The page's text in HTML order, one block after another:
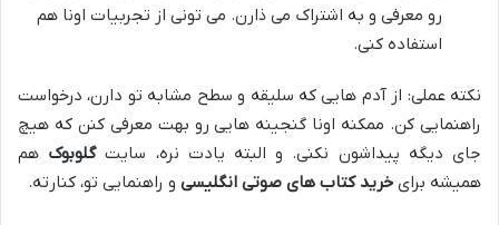
رو معرفی و به اشتراک می ذارن. می تونی از تجربیات اونا هم
استفاده کنی.
نکته عملی: از آدم هایی که سلیقه و سطح مشابه تو دارن، درخواست
راهنمایی کن. ممکنه اونا گنجینه هایی رو بهت معرفی کنن که هیچ
جای دیگه پیداشون نکنی. و البته یادت نره، سایتگلوبوک هم
همیشه برای خرید کتاب های صوتی انگلیسی و راهنمایی تو، کنارته.